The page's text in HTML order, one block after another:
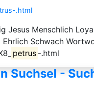
.html
Jesus Menschlich
Schwach
petrus -.html
Suchsel -